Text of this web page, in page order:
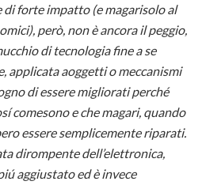
di forte impatto (e magarisolo al
però, non è ancora il peggio,
di tecnologia fine a se
applicata aoggetti o meccanismi
di essere migliorati perché
comesono e che magari, quando
essere semplicemente riparati.
dirompente dell’elettronica,
aggiustato ed è invece